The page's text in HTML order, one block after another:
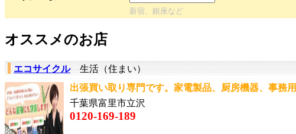
新宿、銀座など
オススメのお店
エコサイクル生活（住まい）
出張買い取り専門です。家電製品、厨房機器、事務
千葉県富里市立沢
0120-169-189